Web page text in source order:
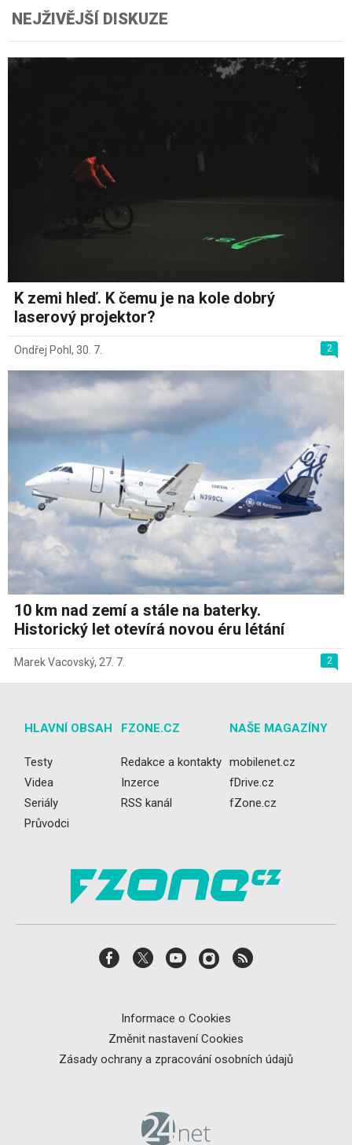
NEJŽIVĚJŠÍ DISKUZE
K zemi hleď. K čemu je na kole dobrý
laserový projektor?
2
Ondřej Pohl , 30. 7.
10 km nad zemí a stále na baterky.
Historický let otevírá novou éru létání
2
Marek Vacovský, 27. 7.
HLAVNÍ OBSAH
Testy
Videa
Seriály
Průvodci
FZONE.CZ
Redakce a kontakty
Inzerce
RSS kanál
NAŠE MAGAZÍNY
mobilenet.cz
fDrive.cz
fZone.cz
Informace o Cookies
Změnit nastavení Cookies
Zásady ochrany a zpracování osobních údajů